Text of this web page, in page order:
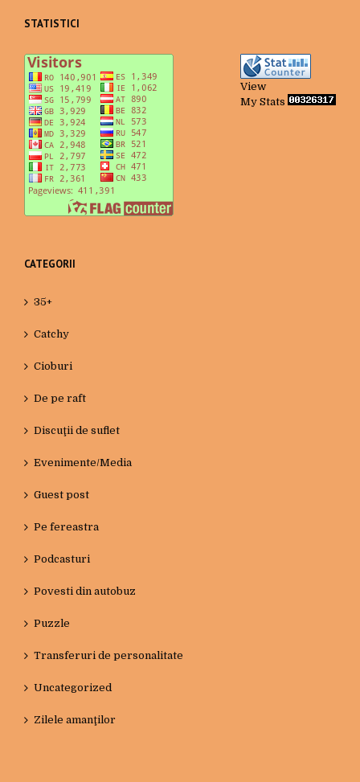
STATISTICI
View
My Stats
CATEGORII
35+
Catchy
Cioburi
De pe raft
Discuţii de suflet
Evenimente/Media
Guest post
Pe fereastra
Podcasturi
Povesti din autobuz
Puzzle
Transferuri de personalitate
Uncategorized
Zilele amanţilor